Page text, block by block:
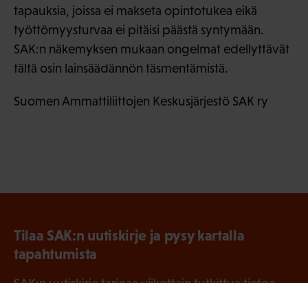
tapauksia, joissa ei makseta opintotukea eikä
työttömyysturvaa ei pitäisi päästä syntymään.
SAK:n näkemyksen mukaan ongelmat edellyttävät
tältä osin lainsäädännön täsmentämistä.
Suomen Ammattiliittojen Keskusjärjestö SAK ry
Tilaa SAK:n uutiskirje ja pysy kartalla
tapahtumista